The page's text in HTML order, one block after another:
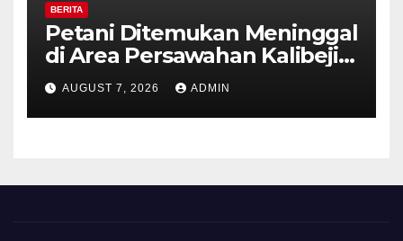
BERITA
Petani Ditemukan Meninggal
di Area Persawahan Kalibeji,
Polisi Pastikan Tidak Ada
Tanda Kekerasan
AUGUST 7, 2026 ADMIN